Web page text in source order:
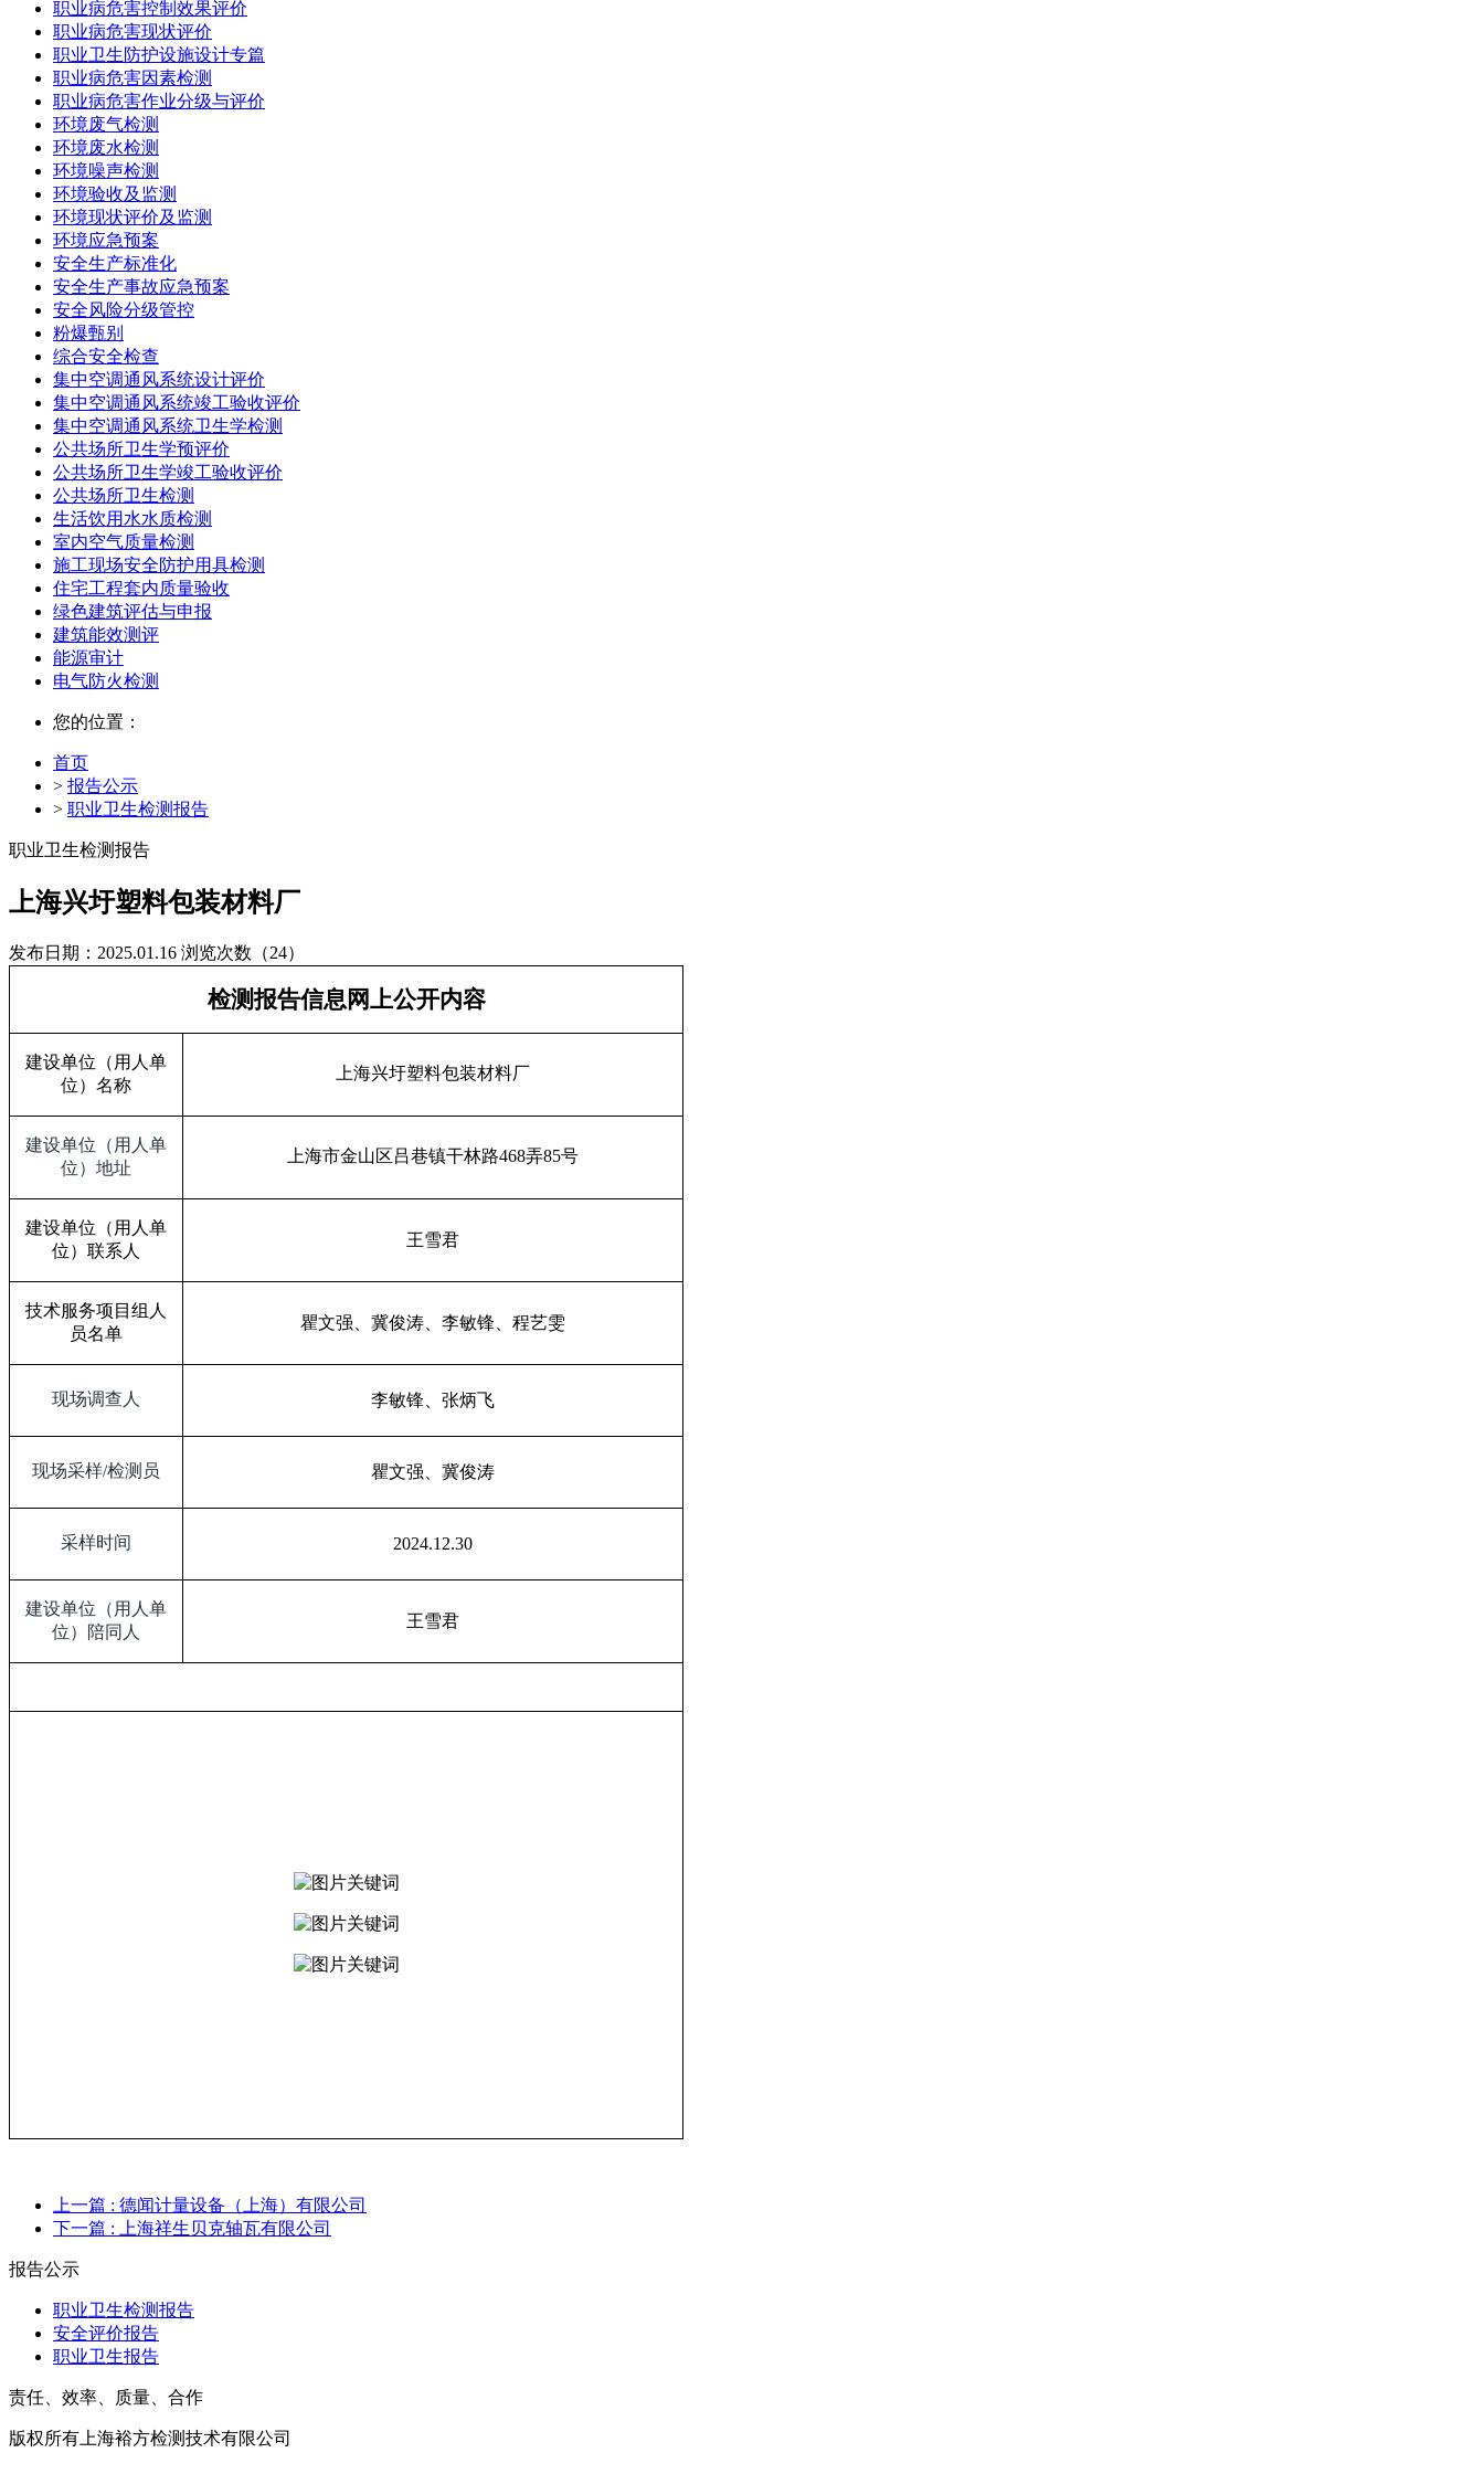
职业病危害控制效果评价
职业病危害现状评价
职业卫生防护设施设计专篇
职业病危害因素检测
职业病危害作业分级与评价
环境废气检测
环境废水检测
环境噪声检测
环境验收及监测
环境现状评价及监测
环境应急预案
安全生产标准化
安全生产事故应急预案
安全风险分级管控
粉爆甄别
综合安全检查
集中空调通风系统设计评价
集中空调通风系统竣工验收评价
集中空调通风系统卫生学检测
公共场所卫生学预评价
公共场所卫生学竣工验收评价
公共场所卫生检测
生活饮用水水质检测
室内空气质量检测
施工现场安全防护用具检测
住宅工程套内质量验收
绿色建筑评估与申报
建筑能效测评
能源审计
电气防火检测
您的位置：
首页
> 报告公示
> 职业卫生检测报告
职业卫生检测报告
上海兴圩塑料包装材料厂
发布日期：2025.01.16 浏览次数（24）
检测报告信息网上公开内容
建设单位（用人单
位）名称
上海兴圩塑料包装材料厂
建设单位（用人单
位）地址
上海市金山区吕巷镇干林路468弄85号
建设单位（用人单
位）联系人
王雪君
技术服务项目组人
员名单
瞿文强、 冀俊涛 李敏锋、 程艺雯
现场调查人 李敏锋、张炳飞
现场采样/检测员 瞿文强、 冀俊涛
采样时间 2024.12.30
建设单位（用人单
位）陪同人
王雪君
上一篇 : 德闻计量设备（上海）有限公司
下一篇 : 上海祥生贝克轴瓦有限公司
报告公示
职业卫生检测报告
安全评价报告
职业卫生报告
责任、效率、质量、合作
版权所有上海裕方检测技术有限公司